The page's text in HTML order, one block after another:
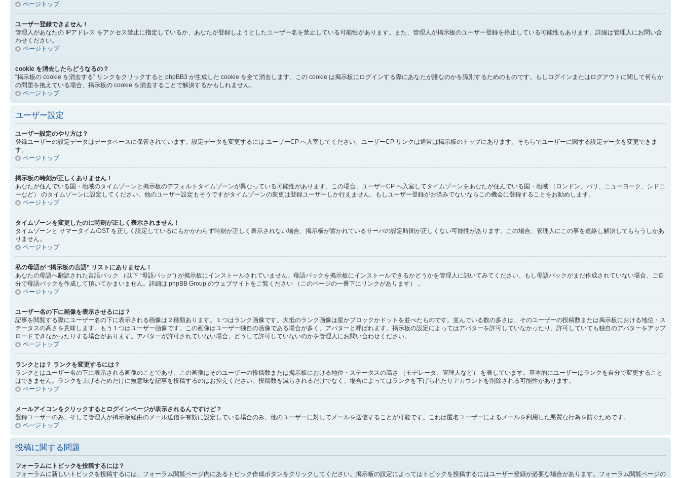
ページトップ
ユーザー登録できません！
管理人があなたの IPアドレス をアクセス禁止に指定しているか、あなたが登録しようとしたユーザー名を禁止している可能性があります。また、管理人が掲示板のユーザー登録を停止している可能性もあります。詳細は管理人にお問い合
わせください。
ページトップ
cookie を消去したらどうなるの？
“掲示板の cookie を消去する” リンクをクリックすると phpBB3 が生成した cookie を全て消去します。この cookie は掲示板にログインする際にあなたが誰なのかを識別するためのものです。もしログインまたはログアウトに関して何らか
の問題を抱えている場合、掲示板の cookie を消去することで解決するかもしれません。
ページトップ
ユーザー設定
ユーザー設定のやり方は？
登録ユーザーの設定データはデータベースに保管されています。設定データを変更するには ユーザーCP へ入室してください。ユーザーCP リンクは通常は掲示板のトップにあります。そちらでユーザーに関する設定データを変更できま
す。
ページトップ
掲示板の時刻が正しくありません！
あなたが住んでいる国・地域のタイムゾーンと掲示板のデフォルトタイムゾーンが異なっている可能性があります。この場合、ユーザーCP へ入室してタイムゾーンをあなたが住んでいる国・地域 （ロンドン、パリ、ニューヨーク、シドニ
ーなど） のタイムゾーンに設定してください。他のユーザー設定もそうですがタイムゾーンの変更は登録ユーザーしか行えません。もしユーザー登録がお済みでないならこの機会に登録することをお勧めします。
ページトップ
タイムゾーンを変更したのに時刻が正しく表示されません！
タイムゾーンと サマータイム/DST を正しく設定しているにもかかわらず時刻が正しく表示されない場合、掲示板が置かれているサーバの設定時間が正しくない可能性があります。この場合、管理人にこの事を連絡し解決してもらうしかあ
りません。
ページトップ
私の母語が “掲示板の言語” リストにありません！
あなたの母語へ翻訳された言語パック （以下 “母語パック”) が掲示板にインストールされていません。母語パックを掲示板にインストールできるかどうかを管理人に訊いてみてください。もし母語パックがまだ作成されていない場合、ご自
分で母語パックを作成して頂いてかまいません。詳細は phpBB Group のウェブサイトをご覧ください （このページの一番下にリンクがあります） 。
ページトップ
ユーザー名の下に画像を表示させるには？
記事を閲覧する際にユーザー名の下に表示される画像は２種類あります。１つはランク画像です。大抵のランク画像は星かブロックかドットを並べたものです。並んでいる数の多さは、そのユーザーの投稿数または掲示板における地位・ス
テータスの高さを意味します。もう１つはユーザー画像です。この画像はユーザー独自の画像である場合が多く、アバターと呼ばれます。掲示板の設定によってはアバターを許可していなかったり、許可していても独自のアバターをアップ
ロードできなかったりする場合があります。アバターが許可されていない場合、どうして許可していないのかを管理人にお問い合わせください。
ページトップ
ランクとは？ ランクを変更するには？
ランクとはユーザー名の下に表示される画像のことであり、この画像はそのユーザーの投稿数または掲示板における地位・ステータスの高さ （モデレータ、管理人など） を表しています。基本的にユーザーはランクを自分で変更すること
はできません。ランクを上げるためだけに無意味な記事を投稿するのはお控えください。投稿数を減らされるだけでなく、場合によってはランクを下げられたりアカウントを削除される可能性があります。
ページトップ
メールアイコンをクリックするとログインページが表示されるんですけど？
登録ユーザーのみ、そして管理人が掲示板経由のメール送信を有効に設定している場合のみ、他のユーザーに対してメールを送信することが可能です。これは匿名ユーザーによるメールを利用した悪質な行為を防ぐためです。
ページトップ
投稿に関する問題
フォーラムにトピックを投稿するには？
フォーラムに新しいトピックを投稿するには、フォーラム閲覧ページ内にあるトピック作成ボタンをクリックしてください。掲示板の設定によってはトピックを投稿するにはユーザー登録が必要な場合があります。フォーラム閲覧ページの